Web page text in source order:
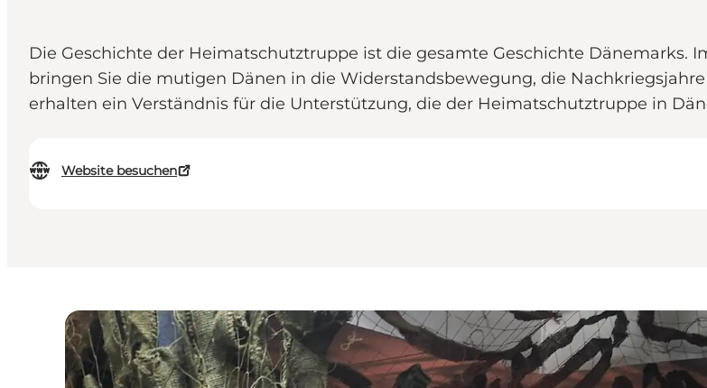
Die Geschichte der Heimatschutztruppe ist die gesamte Geschichte
bringen Sie die mutigen Dänen in die Widerstandsbewegung, die
erhalten ein Verständnis für die Unterstützung, die der Heimatschutztruppe in
Website besuchen